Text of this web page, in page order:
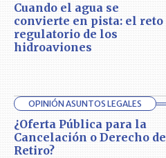
Cuando el agua se
convierte en pista: el reto
regulatorio de los
hidroaviones
OPINIÓN ASUNTOS LEGALES
¿Oferta Pública para la
Cancelación o Derecho de
Retiro?